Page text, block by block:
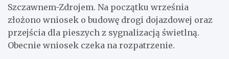
Szczawnem-Zdrojem. Na początku września
złożono wniosek o budowę drogi dojazdowej oraz
przejścia dla pieszych z sygnalizacją świetlną.
Obecnie wniosek czeka na rozpatrzenie.